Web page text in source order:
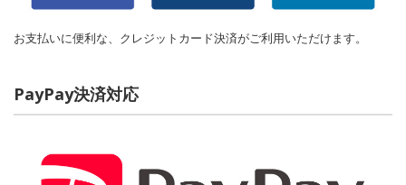
お支払いに便利な、クレジットカード決済がご利用いただけます。
PayPay決済対応